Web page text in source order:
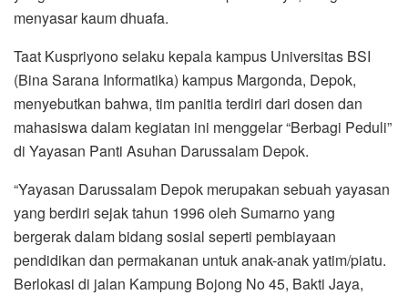
menyasar kaum dhuafa.
Taat Kuspriyono selaku kepala kampus Universitas BSI
(Bina Sarana Informatika) kampus Margonda, Depok,
menyebutkan bahwa, tim panitia terdiri dari dosen dan
mahasiswa dalam kegiatan ini menggelar “Berbagi Peduli”
di Yayasan Panti Asuhan Darussalam Depok.
“Yayasan Darussalam Depok merupakan sebuah yayasan
yang berdiri sejak tahun 1996 oleh Sumarno yang
bergerak dalam bidang sosial seperti pembiayaan
pendidikan dan permakanan untuk anak-anak yatim/piatu.
Berlokasi di jalan Kampung Bojong No 45, Bakti Jaya,